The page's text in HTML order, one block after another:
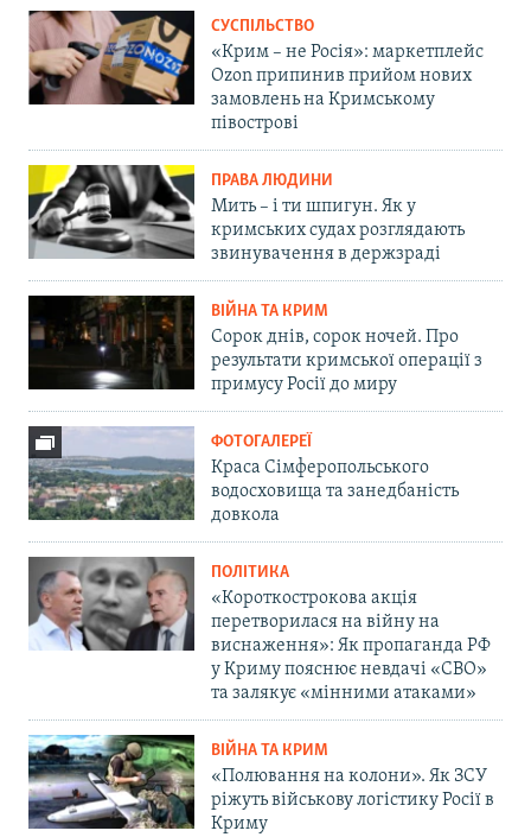
СУСПІЛЬСТВО
«Крим – не Росія»: маркетплейс
Ozon припинив прийом нових
замовлень на Кримському
півострові
ПРАВА ЛЮДИНИ
Мить – і ти шпигун. Як у
кримських судах розглядають
звинувачення в держзраді
ВІЙНА ТА КРИМ
Сорок днів, сорок ночей. Про
результати кримської операції з
примусу Росії до миру
ФОТОГАЛЕРЕЇ
Краса Сімферопольського
водосховища та занедбаність
довкола
ПОЛІТИКА
«Короткострокова акція
перетворилася на війну на
виснаження»: Як пропаганда РФ
у Криму пояснює невдачі «СВО»
та залякує «мінними атаками»
ВІЙНА ТА КРИМ
«Полювання на колони». Як ЗСУ
ріжуть військову логістику Росії в
Криму